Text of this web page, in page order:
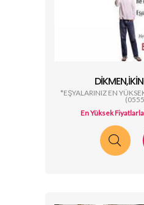
*EŞYALARINIZ EN
(0555...
En Yüksek